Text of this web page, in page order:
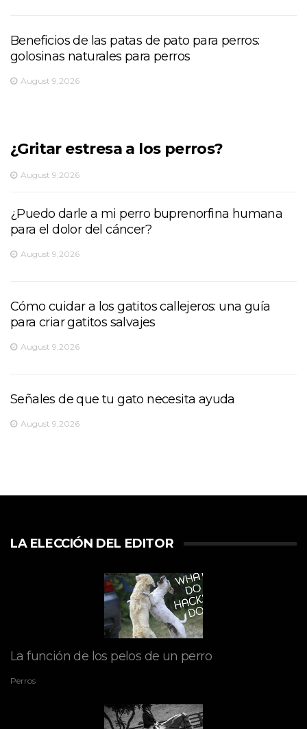
Beneficios de las patas de pato para perros:
golosinas naturales para perros
August 9,2026
¿Gritar estresa a los perros?
August 9,2026
¿Puedo darle a mi perro buprenorfina humana
para el dolor del cáncer?
August 9,2026
Cómo cuidar a los gatitos callejeros: una guía
para criar gatitos salvajes
August 9,2026
Señales de que tu gato necesita ayuda
August 9,2026
LA ELECCIÓN DEL EDITOR
La función de los pelos de un perro
Perros